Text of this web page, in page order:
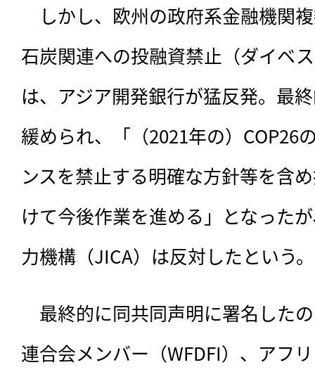
しかし、欧州の政府系金融機関
石炭関連への投融資禁止（ダイベ
は、アジア開発銀行が猛反発。最
緩められ、「（2021年の）COP26
ンスを禁止する明確な方針等を含
けて今後作業を進める」となった
力機構（JICA）は反対したという。
最終的に同共同声明に署名した
連合会メンバー（WFDFI）、アフ